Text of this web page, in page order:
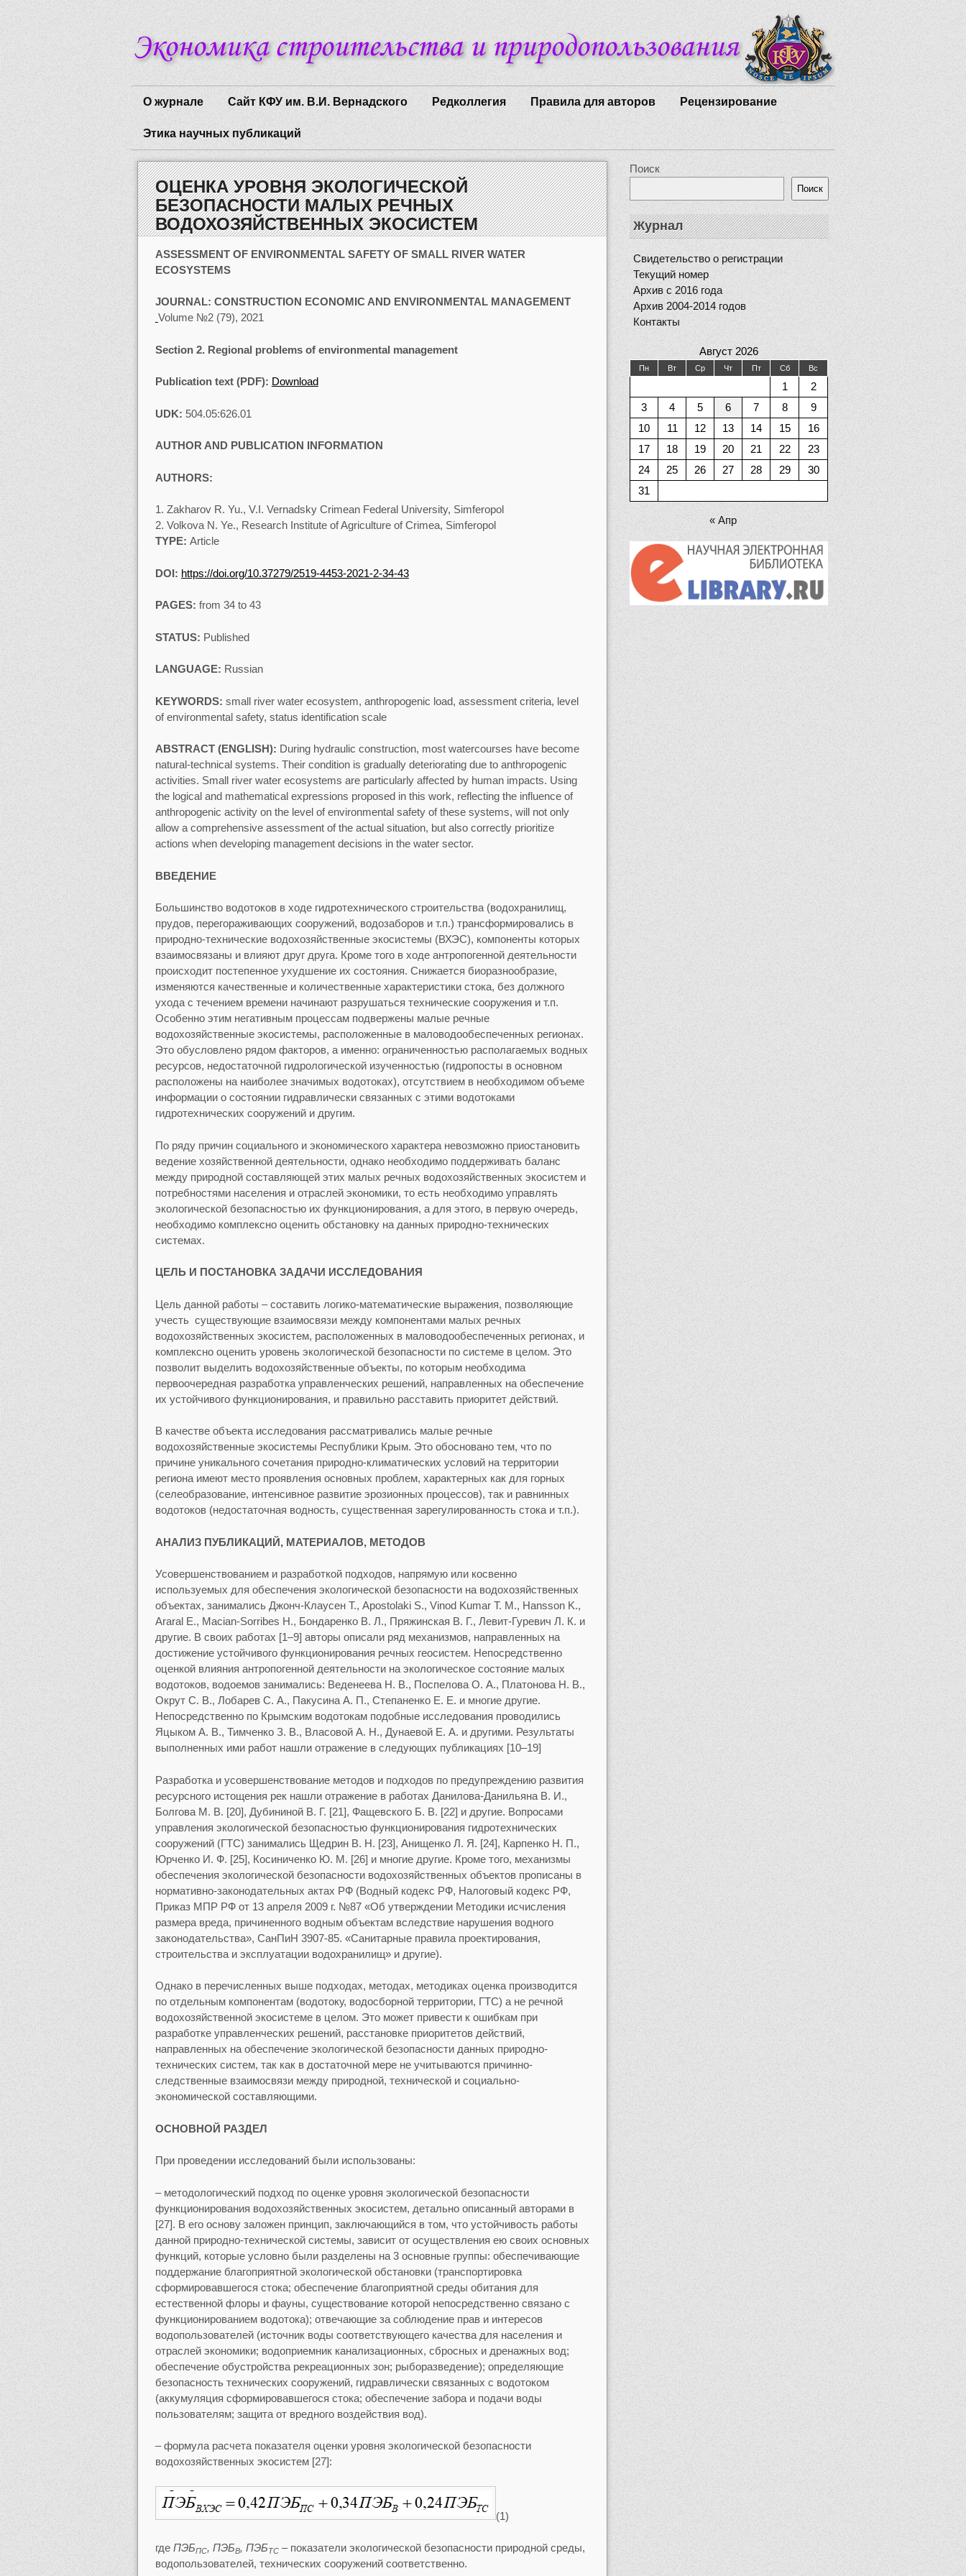
О журнале Сайт КФУ им. В.И. Вернадского Редколлегия Правила для авторов Рецензирование
Этика научных публикаций
ОЦЕНКА УРОВНЯ ЭКОЛОГИЧЕСКОЙ
БЕЗОПАСНОСТИ МАЛЫХ РЕЧНЫХ
ВОДОХОЗЯЙСТВЕННЫХ ЭКОСИСТЕМ
ASSESSMENT OF ENVIRONMENTAL SAFETY OF SMALL RIVER WATER
ECOSYSTEMS
JOURNAL: CONSTRUCTION ECONOMIC AND ENVIRONMENTAL MANAGEMENT
Volume №2 (79), 2021
Section 2. Regional problems of environmental management
Publication text (PDF): Download
UDK: 504.05:626.01
AUTHOR AND PUBLICATION INFORMATION
AUTHORS:
Zakharov R. Yu., V.I. Vernadsky Crimean Federal University, Simferopol
Volkova N. Ye., Research Institute of Agriculture of Crimea, Simferopol
TYPE: Article
DOI: https://doi.org/10.37279/2519-4453-2021-2-34-43
PAGES: from 34 to 43
STATUS: Published
LANGUAGE: Russian
KEYWORDS: small river water ecosystem, anthropogenic load, assessment criteria, level
of environmental safety, status identification scale
ABSTRACT (ENGLISH): During hydraulic construction, most watercourses have become
natural-technical systems. Their condition is gradually deteriorating due to anthropogenic
activities. Small river water ecosystems are particularly affected by human impacts. Using
the logical and mathematical expressions proposed in this work, reflecting the influence of
anthropogenic activity on the level of environmental safety of these systems, will not only
allow a comprehensive assessment of the actual situation, but also correctly prioritize
actions when developing management decisions in the water sector.
ВВЕДЕНИЕ
Большинство водотоков в ходе гидротехнического строительства (водохранилищ,
прудов, перегораживающих сооружений, водозаборов и т.п.) трансформировались в
природно-технические водохозяйственные экосистемы (ВХЭС), компоненты которых
взаимосвязаны и влияют друг друга. Кроме того в ходе антропогенной деятельности
происходит постепенное ухудшение их состояния. Снижается биоразнообразие,
изменяются качественные и количественные характеристики стока, без должного
ухода с течением времени начинают разрушаться технические сооружения и т.п.
Особенно этим негативным процессам подвержены малые речные
водохозяйственные экосистемы, расположенные в маловодообеспеченных регионах.
Это обусловлено рядом факторов, а именно: ограниченностью располагаемых водных
ресурсов, недостаточной гидрологической изученностью (гидропосты в основном
расположены на наиболее значимых водотоках), отсутствием в необходимом объеме
информации о состоянии гидравлически связанных с этими водотоками
гидротехнических сооружений и другим.
По ряду причин социального и экономического характера невозможно приостановить
ведение хозяйственной деятельности, однако необходимо поддерживать баланс
между природной составляющей этих малых речных водохозяйственных экосистем и
потребностями населения и отраслей экономики, то есть необходимо управлять
экологической безопасностью их функционирования, а для этого, в первую очередь,
необходимо комплексно оценить обстановку на данных природно-технических
системах.
ЦЕЛЬ И ПОСТАНОВКА ЗАДАЧИ ИССЛЕДОВАНИЯ
Цель данной работы – составить логико-математические выражения, позволяющие
учесть существующие взаимосвязи между компонентами малых речных
водохозяйственных экосистем, расположенных в маловодообеспеченных регионах, и
комплексно оценить уровень экологической безопасности по системе в целом. Это
позволит выделить водохозяйственные объекты, по которым необходима
первоочередная разработка управленческих решений, направленных на обеспечение
их устойчивого функционирования, и правильно расставить приоритет действий.
В качестве объекта исследования рассматривались малые речные
водохозяйственные экосистемы Республики Крым. Это обосновано тем, что по
причине уникального сочетания природно-климатических условий на территории
региона имеют место проявления основных проблем, характерных как для горных
(селеобразование, интенсивное развитие эрозионных процессов), так и равнинных
водотоков (недостаточная водность, существенная зарегулированность стока и т.п.).
АНАЛИЗ ПУБЛИКАЦИЙ, МАТЕРИАЛОВ, МЕТОДОВ
Усовершенствованием и разработкой подходов, напрямую или косвенно
используемых для обеспечения экологической безопасности на водохозяйственных
объектах, занимались Джонч-Клаусен Т., Apostolaki S., Vinod Kumar T. M., Hansson K.,
Araral E., Macian-Sorribes H., Бондаренко В. Л., Пряжинская В. Г., Левит-Гуревич Л. К. и
другие. В своих работах [1–9] авторы описали ряд механизмов, направленных на
достижение устойчивого функционирования речных геосистем. Непосредственно
оценкой влияния антропогенной деятельности на экологическое состояние малых
водотоков, водоемов занимались: Веденеева Н. В., Поспелова О. А., Платонова Н. В.,
Окрут С. В., Лобарев С. А., Пакусина А. П., Степаненко Е. Е. и многие другие.
Непосредственно по Крымским водотокам подобные исследования проводились
Яцыком А. В., Тимченко З. В., Власовой А. Н., Дунаевой Е. А. и другими. Результаты
выполненных ими работ нашли отражение в следующих публикациях [10–19]
Разработка и усовершенствование методов и подходов по предупреждению развития
ресурсного истощения рек нашли отражение в работах Данилова-Данильяна В. И.,
Болгова М. В. [20], Дубининой В. Г. [21], Фащевского Б. В. [22] и другие. Вопросами
управления экологической безопасностью функционирования гидротехнических
сооружений (ГТС) занимались Щедрин В. Н. [23], Анищенко Л. Я. [24], Карпенко Н. П.,
Юрченко И. Ф. [25], Косиниченко Ю. М. [26] и многие другие. Кроме того, механизмы
обеспечения экологической безопасности водохозяйственных объектов прописаны в
нормативно-законодательных актах РФ (Водный кодекс РФ, Налоговый кодекс РФ,
Приказ МПР РФ от 13 апреля 2009 г. №87 «Об утверждении Методики исчисления
размера вреда, причиненного водным объектам вследствие нарушения водного
законодательства», СанПиН 3907-85. «Санитарные правила проектирования,
строительства и эксплуатации водохранилищ» и другие).
Однако в перечисленных выше подходах, методах, методиках оценка производится
по отдельным компонентам (водотоку, водосборной территории, ГТС) а не речной
водохозяйственной экосистеме в целом. Это может привести к ошибкам при
разработке управленческих решений, расстановке приоритетов действий,
направленных на обеспечение экологической безопасности данных природно-
технических систем, так как в достаточной мере не учитываются причинно-
следственные взаимосвязи между природной, технической и социально-
экономической составляющими.
ОСНОВНОЙ РАЗДЕЛ
При проведении исследований были использованы:
– методологический подход по оценке уровня экологической безопасности
функционирования водохозяйственных экосистем, детально описанный авторами в
[27]. В его основу заложен принцип, заключающийся в том, что устойчивость работы
данной природно-технической системы, зависит от осуществления ею своих основных
функций, которые условно были разделены на 3 основные группы: обеспечивающие
поддержание благоприятной экологической обстановки (транспортировка
сформировавшегося стока; обеспечение благоприятной среды обитания для
естественной флоры и фауны, существование которой непосредственно связано с
функционированием водотока); отвечающие за соблюдение прав и интересов
водопользователей (источник воды соответствующего качества для населения и
отраслей экономики; водоприемник канализационных, сбросных и дренажных вод;
обеспечение обустройства рекреационных зон; рыборазведение); определяющие
безопасность технических сооружений, гидравлически связанных с водотоком
(аккумуляция сформировавшегося стока; обеспечение забора и подачи воды
пользователям; защита от вредного воздействия вод).
– формула расчета показателя оценки уровня экологической безопасности
водохозяйственных экосистем [27]:
(1)
где ПЭБПС, ПЭБВ, ПЭБТС – показатели экологической безопасности природной среды,
водопользователей, технических сооружений соответственно.
Поиск
Поиск
Журнал
Свидетельство о регистрации
Текущий номер
Архив с 2016 года
Архив 2004-2014 годов
Контакты
Август 2026
Пн Вт Ср Чт Пт Сб Вс
1
2
3
4 5 6 7 8
9
10
11 12 13 14 15
16
17
18 19 20 21 22
23
24
25 26 27 28 29
30
31
« Апр